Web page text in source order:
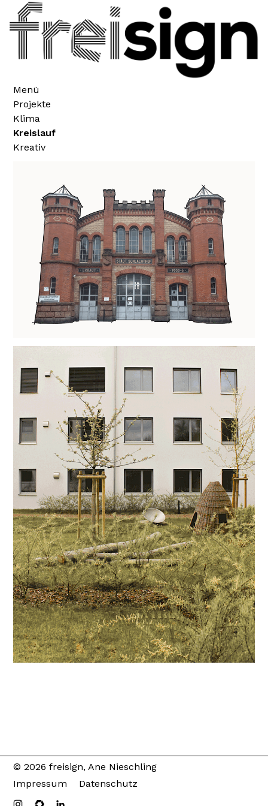
Projekte
Klima
Kreislauf
Kreativ
Menü
© 2026 freisign, Ane Nieschling
Impressum
Datenschutz